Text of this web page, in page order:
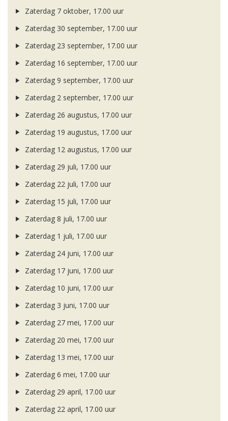
Zaterdag 7 oktober, 17.00 uur
Zaterdag 30 september, 17.00 uur
Zaterdag 23 september, 17.00 uur
Zaterdag 16 september, 17.00 uur
Zaterdag 9 september, 17.00 uur
Zaterdag 2 september, 17.00 uur
Zaterdag 26 augustus, 17.00 uur
Zaterdag 19 augustus, 17.00 uur
Zaterdag 12 augustus, 17.00 uur
Zaterdag 29 juli, 17.00 uur
Zaterdag 22 juli, 17.00 uur
Zaterdag 15 juli, 17.00 uur
Zaterdag 8 juli, 17.00 uur
Zaterdag 1 juli, 17.00 uur
Zaterdag 24 juni, 17.00 uur
Zaterdag 17 juni, 17.00 uur
Zaterdag 10 juni, 17.00 uur
Zaterdag 3 juni, 17.00 uur
Zaterdag 27 mei, 17.00 uur
Zaterdag 20 mei, 17.00 uur
Zaterdag 13 mei, 17.00 uur
Zaterdag 6 mei, 17.00 uur
Zaterdag 29 april, 17.00 uur
Zaterdag 22 april, 17.00 uur